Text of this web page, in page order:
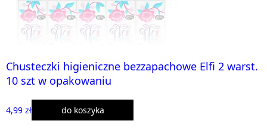
Chusteczki higieniczne bezzapachowe Elfi 2 warst.
10 szt w opakowaniu
4,99 zł do koszyka